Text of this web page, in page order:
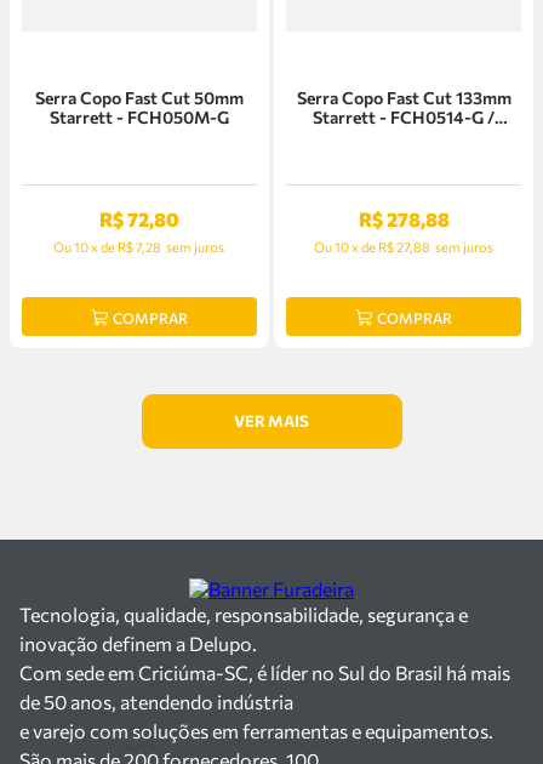
Serra Copo Fast Cut 50mm
Starrett - FCH050M-G
R$72,80
Ou10xde R$ 7,28 sem juros
COMPRAR
Serra Copo Fast Cut 133mm
Starrett - FCH0514-G /
R$278,88
Ou10xde R$ 27,88 sem juros
COMPRAR
Tecnologia, qualidade, responsabilidade, segurança e
inovação definem a Delupo.
Com sede em Criciúma-SC, é líder no Sul do Brasil há mais
de 50 anos, atendendo indústria
e varejo com soluções em ferramentas e equipamentos.